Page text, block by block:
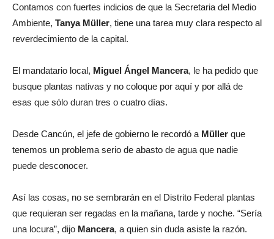
Contamos con fuertes indicios de que la Secretaria del Medio
Ambiente, Tanya Müller, tiene una tarea muy clara respecto al
reverdecimiento de la capital.
El mandatario local, Miguel Ángel Mancera, le ha pedido que
busque plantas nativas y no coloque por aquí y por allá de
esas que sólo duran tres o cuatro días.
Desde Cancún, el jefe de gobierno le recordó a Müller que
tenemos un problema serio de abasto de agua que nadie
puede desconocer.
Así las cosas, no se sembrarán en el Distrito Federal plantas
que requieran ser regadas en la mañana, tarde y noche. “Sería
una locura”, dijo Mancera, a quien sin duda asiste la razón.